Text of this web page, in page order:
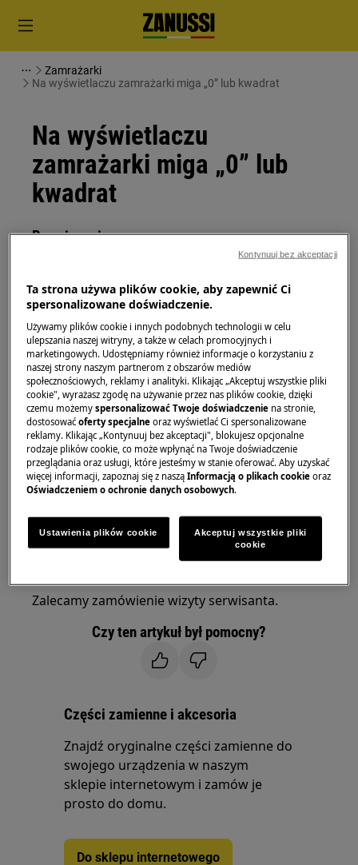
Zamrażarki
Na wyświetlaczu zamrażarki miga „0” lub kwadrat
Na wyświetlaczu
zamrażarki miga „0” lub
kwadrat
Rozwiązanie
Na wyświetlaczu widoczne jest albo miga
„0” lub kwadrat.
Dotyczy:
Chłodziarki
Chłodziarko-zamrażarki
Zamrażarki
Rozwiązanie:
1. Należy skontaktować się z autoryzowanym
centrum serwisowym
Migające na wyświetlaczu „0” lub kwadrat
sygnalizuje wystąpienie problemu z czujnikiem
Zalecamy zamówienie wizyty serwisanta.
Czy ten artykuł był pomocny?
Części zamienne i akcesoria
Znajdź oryginalne części zamienne do
swojego urządzenia w naszym
sklepie internetowym i zamów je
prosto do domu.
Do sklepu internetowego
Ta strona używa plików cookie, aby zapewnić Ci
spersonalizowane doświadczenie.
Używamy plików cookie i innych podobnych technologii w celu
ulepszania naszej witryny, a także w celach promocyjnych i
marketingowych. Udostępniamy również informacje o korzystaniu z
naszej strony naszym partnerom z obszarów mediów
społecznościowych, reklamy i analityki. Klikając „Akceptuj wszystkie pliki
cookie", wyrażasz zgodę na używanie przez nas plików cookie, dzięki
czemu możemyspersonalizować Twoje doświadczenie na stronie,
dostosowaćoferty specjalne oraz wyświetlać Ci spersonalizowane
reklamy. Klikając „Kontynuuj bez akceptacji", blokujesz opcjonalne
rodzaje plików cookie, co może wpłynąć na Twoje doświadczenie
przeglądania oraz usługi, które jesteśmy w stanie oferować. Aby uzyskać
więcej informacji, zapoznaj się z nasząInformacją o plikach cookie oraz
Oświadczeniem o ochronie danych osobowych.
Ustawienia plików cookie
Akceptuj wszystkie pliki
cookie
Kontynuuj bez akceptacji